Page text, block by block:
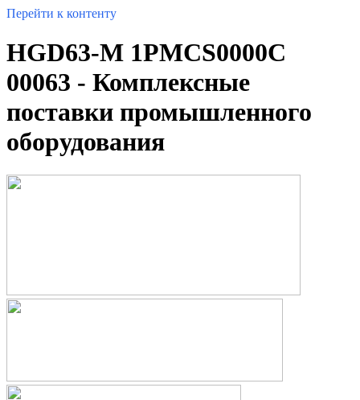
Перейти к контенту
HGD63-M 1PMCS0000C
00063 - Комплексные
поставки промышленного
оборудования